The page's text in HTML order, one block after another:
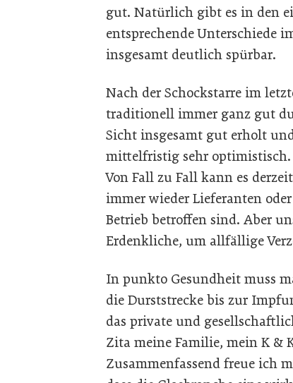
gut. Natürlich gibt es in den
entsprechende Unterschiede
insgesamt deutlich spürbar.
Nach der Schockstarre im
traditionell immer ganz gut
Sicht insgesamt gut erholt
mittelfristig sehr optimistisch.
Von Fall zu Fall kann es
immer wieder Lieferanten
Betrieb betroffen sind. Aber
Erdenkliche, um allfällige
In punkto Gesundheit muss
die Durststrecke bis zur
das private und
Zita meine Familie, mein K &
Zusammenfassend freue ich